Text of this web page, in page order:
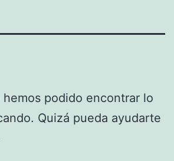
podido encontrar lo
Quizá pueda ayudarte